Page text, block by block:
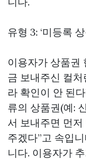
유형 3: ‘미등록
이용자가 상품권
금 보내주신 컬
라 확인이 안 된
류의 상품권(예:
서 보내주면 먼
주겠다”고 속입
니다. 이용자가